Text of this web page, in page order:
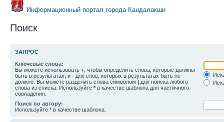
Информационный портал города Кандалакши
Поиск
ЗАПРОС
Ключевые слова:
Вы можете использовать + , чтобы определить слова, которые должны
быть в результатах, и - для слов, которых в результатах быть не
должно. Вы можете разделить слова символом | для поиска любого
слова из списка. Используйте * в качестве шаблона для частичного
совпадения.
Поиск по автору:
Используйте * в качестве шаблона.